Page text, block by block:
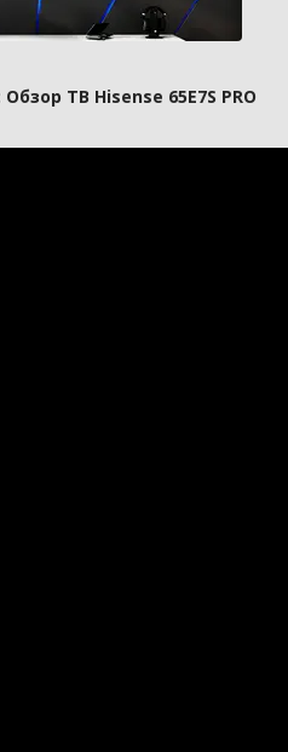
ТВ Hisense 65E7S PRO